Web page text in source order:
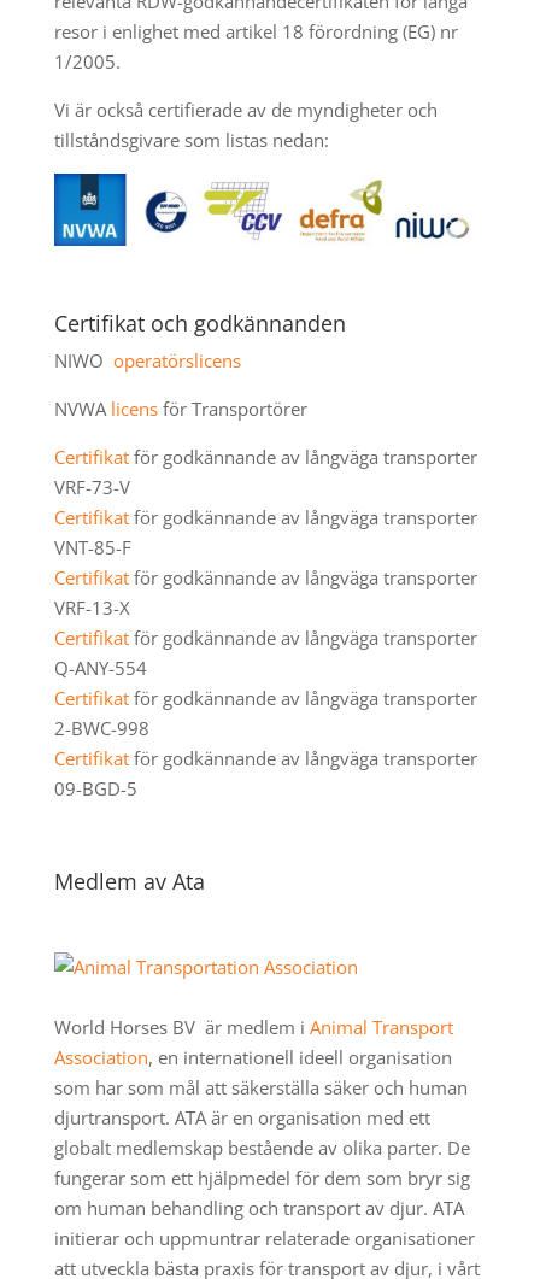
resor i enlighet med artikel 18 förordning (EG) nr
1/2005.
Vi är också certifierade av de myndigheter och
tillståndsgivare som listas nedan:
Certifikat och godkännanden
NIWO operatörslicens
NVWA licens för Transportörer
Certifikatför godkännande av långväga transporter
VRF-73-V
Certifikatför godkännande av långväga transporter
VNT-85-F
Certifikatför godkännande av långväga transporter
VRF-13-X
Certifikatför godkännande av långväga transporter
Q-ANY-554
Certifikatför godkännande av långväga transporter
2-BWC-998
Certifikatför godkännande av långväga transporter
09-BGD-5
Medlem av Ata
World Horses BV är medlem i Animal Transport
Association, en internationell ideell organisation
som har som mål att säkerställa säker och human
djurtransport. ATA är en organisation med ett
globalt medlemskap bestående av olika parter. De
fungerar som ett hjälpmedel för dem som bryr sig
om human behandling och transport av djur. ATA
initierar och uppmuntrar relaterade organisationer
att utveckla bästa praxis för transport av djur, i vårt